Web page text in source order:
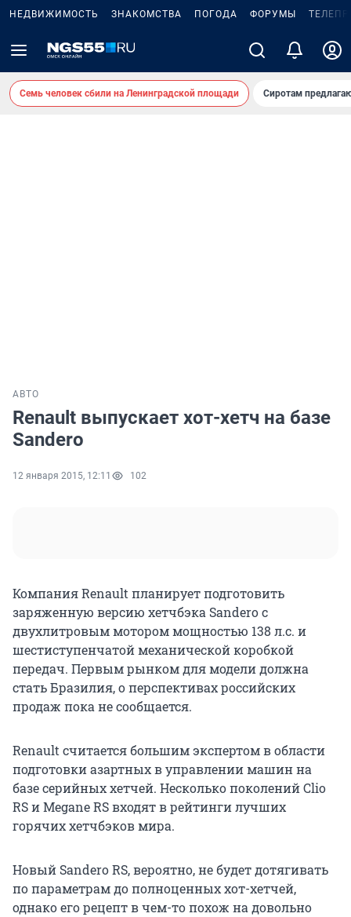
НЕДВИЖИМОСТЬ ЗНАКОМСТВА ПОГОДА ФОРУМЫ
Семь человек сбили на Ленинградской площади Сиротам
АВТО
Renault выпускает хот-хетч на базе
Sandero
12 января 2015, 12:11 102
Компания Renault планирует подготовить
заряженную версию хетчбэка Sandero с
двухлитровым мотором мощностью 138 л.с. и
шестиступенчатой механической коробкой
передач. Первым рынком для модели должна
стать Бразилия, о перспективах российских
продаж пока не сообщается.
Renault считается большим экспертом в области
подготовки азартных в управлении машин на
базе серийных хетчей. Несколько поколений Clio
RS и Megane RS входят в рейтинги лучших
горячих хетчбэков мира.
Новый Sandero RS, вероятно, не будет дотягивать
по параметрам до полноценных хот-хетчей,
однако его рецепт в чем-то похож на довольно